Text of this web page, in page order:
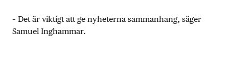
– Det är viktigt att ge nyheterna sammanhang, säger
Samuel Inghammar.